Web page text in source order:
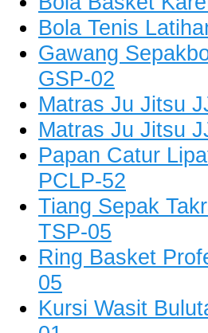
Bola Tenis
Gawang
GSP-02
Matras Ju Jitsu
Matras Ju Jitsu
Papan Catur
PCLP-52
Tiang Sepak
TSP-05
Ring Basket
05
Kursi Wasit